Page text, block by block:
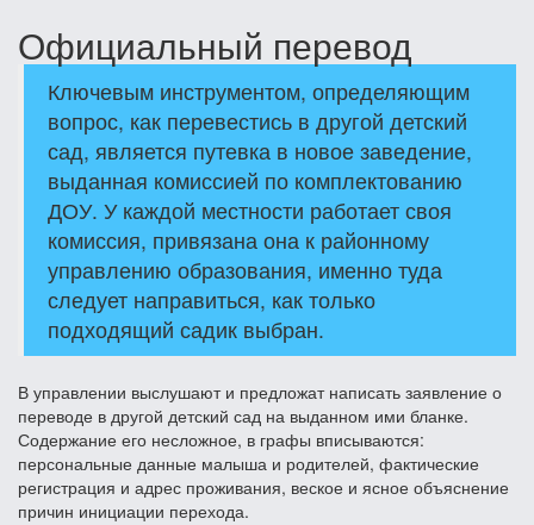
Официальный перевод
Ключевым инструментом, определяющим
вопрос, как перевестись в другой детский
сад, является путевка в новое заведение,
выданная комиссией по комплектованию
ДОУ. У каждой местности работает своя
комиссия, привязана она к районному
управлению образования, именно туда
следует направиться, как только
подходящий садик выбран.
В управлении выслушают и предложат написать заявление о
переводе в другой детский сад на выданном ими бланке.
Содержание его несложное, в графы вписываются:
персональные данные малыша и родителей, фактические
регистрация и адрес проживания, веское и ясное объяснение
причин инициации перехода.